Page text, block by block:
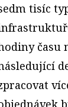
tisíc
času